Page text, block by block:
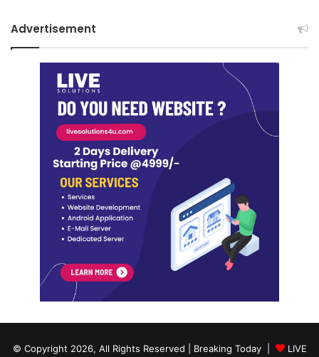
Advertisement
© Copyright 2026, All Rights Reserved | Breaking Today | LIVE